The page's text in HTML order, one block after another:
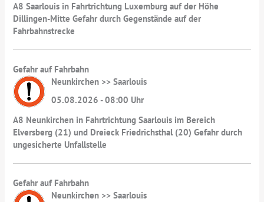
A8 Saarlouis in Fahrtrichtung Luxemburg auf der Höhe
Dillingen-Mitte Gefahr durch Gegenstände auf der
Fahrbahnstrecke
Gefahr auf Fahrbahn
Neunkirchen >> Saarlouis
05.08.2026 - 08:00 Uhr
A8 Neunkirchen in Fahrtrichtung Saarlouis im Bereich
Elversberg (21) und Dreieck Friedrichsthal (20) Gefahr durch
ungesicherte Unfallstelle
Gefahr auf Fahrbahn
Neunkirchen >> Saarlouis